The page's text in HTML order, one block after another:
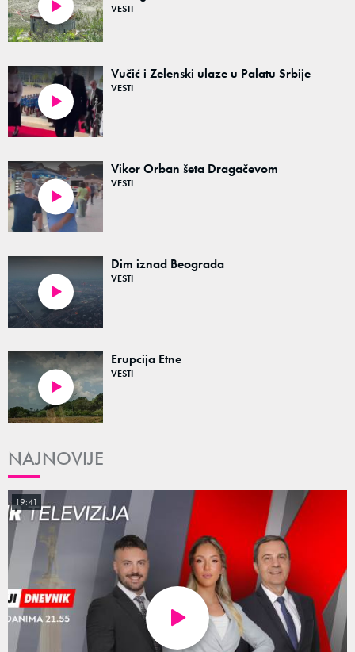
VESTI
Vučić i Zelenski ulaze u Palatu Srbije
VESTI
Vikor Orban šeta Dragačevom
VESTI
Dim iznad Beograda
VESTI
Erupcija Etne
VESTI
NAJNOVIJE
19:41